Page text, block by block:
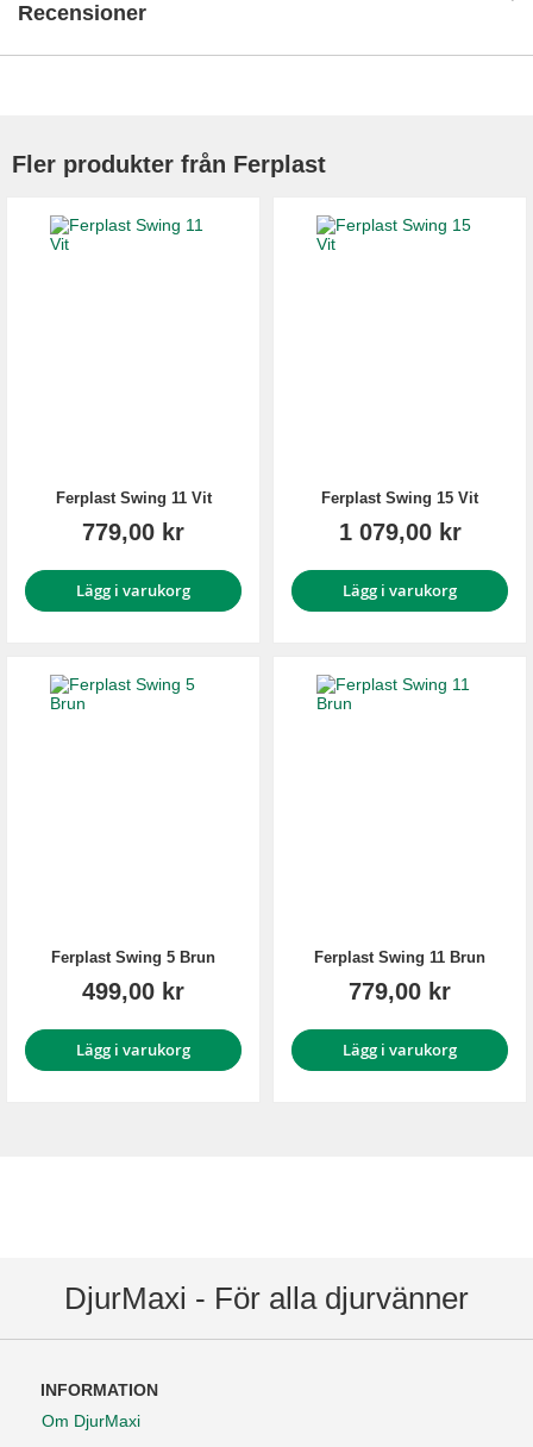
Recensioner
Fler produkter från Ferplast
Ferplast Swing 11 Vit
779,00 kr
Lägg i varukorg
Ferplast Swing 15 Vit
1 079,00 kr
Lägg i varukorg
Ferplast Swing 5 Brun
499,00 kr
Lägg i varukorg
Ferplast Swing 11 Brun
779,00 kr
Lägg i varukorg
DjurMaxi - För alla djurvänner
INFORMATION
Om DjurMaxi